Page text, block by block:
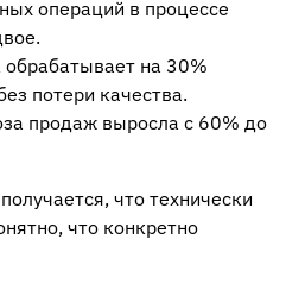
операций в процессе
обрабатывает на 30%
потери качества.
продаж выросла с 60% до
что технически
что конкретно